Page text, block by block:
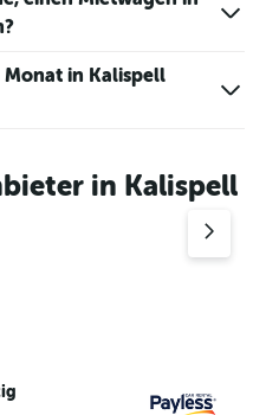
in Kalispell
in Kalispell